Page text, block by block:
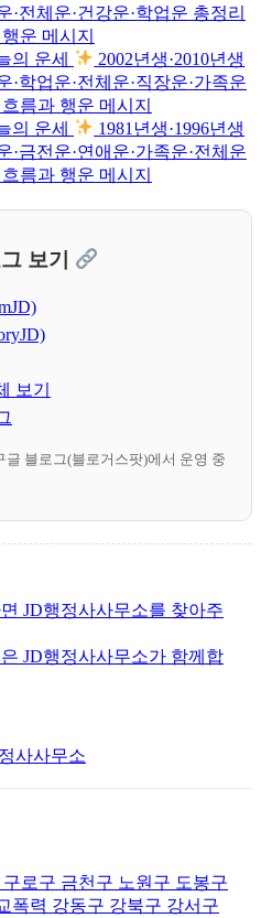
·전체운·건강운·학업운 총정리
운 메시지
의 운세
2002년생·2010년생
·학업운·전체운·직장운·가족운
름과 행운 메시지
의 운세
1981년생·1996년생
·금전운·연애운·가족운·전체운
름과 행운 메시지
보기
보기
블로그(블로거스팟)에서 운영 중
JD행정사사무소를 찾아주
JD행정사사무소가 함께합
로구 금천구 노원구 도봉구
폭력 강동구 강북구 강서구